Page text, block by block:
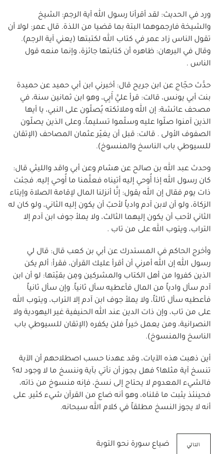
ورد في الحديث: لقد أقرأنا رسول الله آية الرجم: الشيخ
والشيخة فارجموهما البتة بما قضيا من اللذة. قال عمر: لولا أن
تقول الناس زاد عمر في كتاب الله لكتبتها (يعني آية الرجم).
وقال في البرهان: ظاهره أن كتابتها جائزة، وإنما منعه قول
الناس .
حدَّث حجّاج عن ابن جريح قال: أخبرني ابن أبي حميد عن حميدة
بنت أبي يونس، قالت: قرأ عليَّ أَبِي، وهو ابن ثمانين سنة، في
مصحف عائشة: إن الله وملائكته يُصلّون على النبي، يا أيها
الذين آمنوا صلّوا عليه وسلّموا تسليماً، وعلى الذين يصلّون
الصفوف الأولى . قالت: قبل أن يغيّر عثمان المصاحف (الإتقان
للسيوطي باب الناسخ والمنسوخ).
وحدث عبد الله بن صالح عن هشام وعن أبي واقد والليثي قال:
كان رسول الله إذا أُوحي إليه أتيناه فعلَّمنا ما أُوحي إليه. فجئت
ذات يوم فقال إن الله يقول: إنَّا أنزلنا المال لإقامة الصلاة وإيتاء
الزكاة، ولو أن لابن آدم وادياً لأحبّ أن يكون إليه الثاني، ولو كان له
الثاني لأحب أن يكون إليهما الثالث، ولا يملأ جوف ابن آدم إلا
التراب، ويتوب الله على من تاب .
وأخرج الحاكم في المستدرك عن أبي بن كعب قال: قال لي
رسول الله إن الله أمرني أن أقرأ عليك القرآن، فقرأ: ألم يكن
الذين كفروا من أهل الكتاب والمشركين ومِن بقيّتها: لو أن ابن
آدم سأل وادياً من المال فأعطيه سأل ثانياً. وإن سأل ثانياً
فأعطيه سأل ثالثاً، ولا يملأ جوف ابن آدم إلا التراب، ويتوب الله
على من تاب، وإن ذات الدين عند الله الحنيفية غير اليهودية ولا
النصرانية، ومن يعمل خيراً فلن يكفره (الإتقان للسيوطي باب
الناسخ والمنسوخ).
أين ذهبت هذه الآيات، وقد عهدنا حسب اصطلاحهم أن الآية
تنسخ آية مثلها؟ فهل يجوز أن نأتي بآية وننسخ ما لا وجود له؟
فالشيء المعدوم لا يحتاج إلى نسخ، فإنه منسوخ من ذاته،
فحينئذ يثبت ما قلناه، وهو أنه ضاع من القرآن شيء كثير. على
أنه لا يجوز النسخ مطلقاً في كلام الله سبحانه.
التالي ضياع سورة نحو التوبة